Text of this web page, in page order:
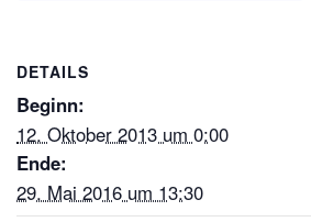
DETAILS
Beginn:
12. Oktober 2013 um 0:00
Ende:
29. Mai 2016 um 13:30